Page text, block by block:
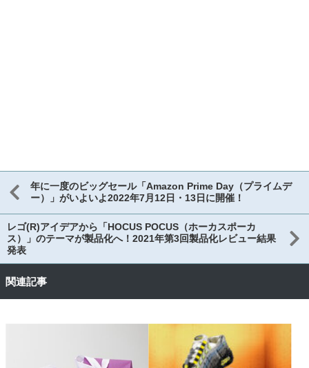
年に一度のビッグセール「Amazon Prime Day（プライムデ
ー）」がいよいよ2022年7月12日・13日に開催！
レゴ(R)アイデアから「HOCUS POCUS（ホーカスポーカ
ス）」のテーマが製品化へ！2021年第3回製品化レビュー結果
発表
関連記事